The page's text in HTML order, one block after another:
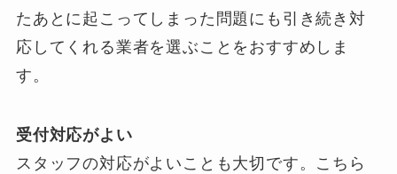
たあとに起こってしまった問題にも引き続き対
応してくれる業者を選ぶことをおすすめしま
す。
受付対応がよい
スタッフの対応がよいことも大切です。こちら